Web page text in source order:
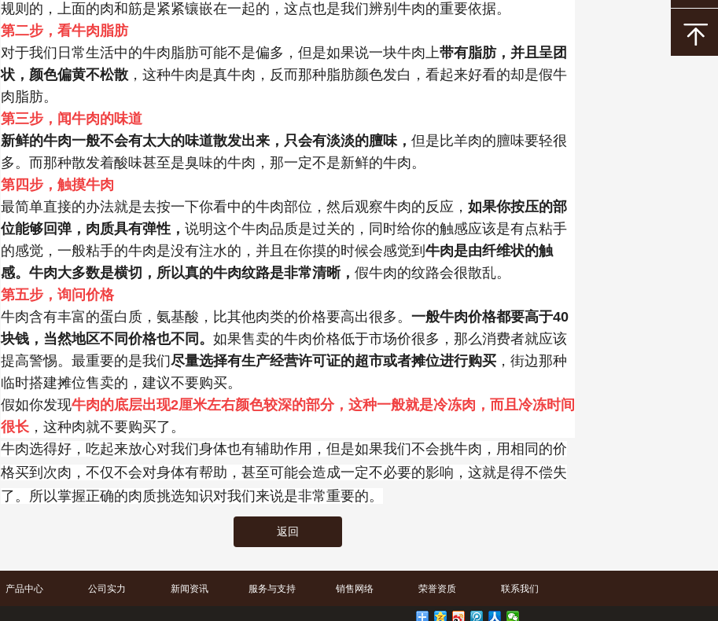
规则的，上面的肉和筋是紧紧镶嵌在一起的，这点也是我们辨别牛肉的重要依据。
第二步，看牛肉脂肪
对于我们日常生活中的牛肉脂肪可能不是偏多，但是如果说一块牛肉上带有脂肪，并且呈团
状，颜色偏黄不松散 ，这种牛肉是真牛肉，反而那种脂肪颜色发白，看起来好看的却是假牛
肉脂肪。
第三步，闻牛肉的味道
新鲜的牛肉一般不会有太大的味道散发出来，只会有淡淡的膻味， 但是比羊肉的膻味要轻很
多。而那种散发着酸味甚至是臭味的牛肉，那一定不是新鲜的牛肉。
第四步，触摸牛肉
最简单直接的办法就是去按一下你看中的牛肉部位，然后观察牛肉的反应， 如果你按压的部
位能够回弹，肉质具有弹性， 说明这个牛肉品质是过关的，同时给你的触感应该是有点粘手
的感觉，一般粘手的牛肉是没有注水的，并且在你摸的时候会感觉到 牛肉是由纤维状的触
感。牛肉大多数是横切，所以真的牛肉纹路是非常清晰， 假牛肉的纹路会很散乱。
第五步，询问价格
牛肉含有丰富的蛋白质，氨基酸，比其他肉类的价格要高出很多。 一般牛肉价格都要高于40
块钱，当然地区不同价格也不同。 如果售卖的牛肉价格低于市场价很多，那么消费者就应该
提高警惕。最重要的是我们尽量选择有生产经营许可证的超市或者摊位进行购买 ，街边那种
临时搭建摊位售卖的，建议不要购买。
假如你发现牛肉的底层出现2厘米左右颜色较深的部分，这种一般就是冷冻肉，而且冷冻时间
很长 ，这种肉就不要购买了。
牛肉选得好，吃起来放心对我们身体也有辅助作用，但是如果我们不会挑牛肉，用相同的价
格买到次肉，不仅不会对身体有帮助，甚至可能会造成一定不必要的影响，这就是得不偿失
了。所以掌握正确的肉质挑选知识对我们来说是非常重要的。
返回
产品中心 公司实力 新闻资讯 服务与支持 销售网络 荣誉资质 联系我们